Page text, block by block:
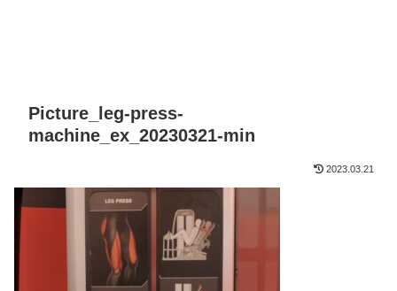
Picture_leg-press-
machine_ex_20230321-min
2023.03.21